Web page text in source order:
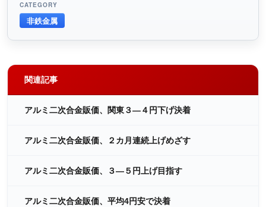
CATEGORY
非鉄金属
関連記事
アルミ二次合金販価、関東３―４円下げ決着
アルミ二次合金販価、２カ月連続上げめざす
アルミ二次合金販価、３―５円上げ目指す
アルミ二次合金販価、平均4円安で決着